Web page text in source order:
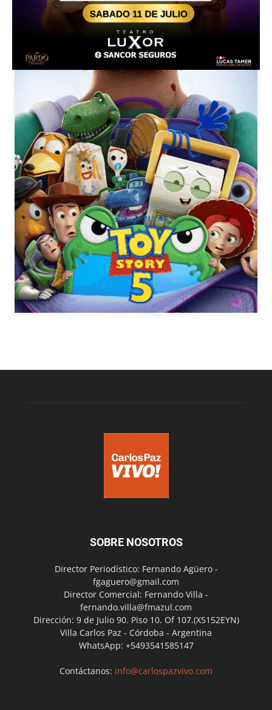
SOBRE NOSOTROS
Director Periodístico: Fernando Agüero -
fgaguero@gmail.com
Director Comercial: Fernando Villa -
fernando.villa@fmazul.com
Dirección: 9 de Julio 90. Piso 10. Of 107.(X5152EYN)
Villa Carlos Paz - Córdoba - Argentina
WhatsApp: +5493541585147
Contáctanos: info@carlospazvivo.com